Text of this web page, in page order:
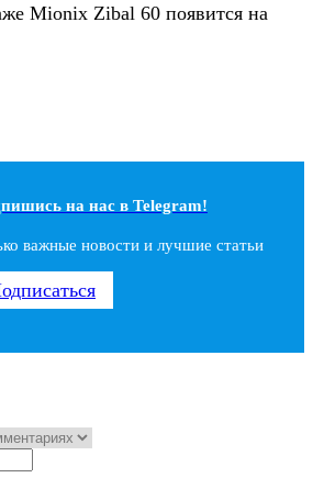
Mionix Zibal 60 появится на
на наc в Telegram!
важные новости и лучшие статьи